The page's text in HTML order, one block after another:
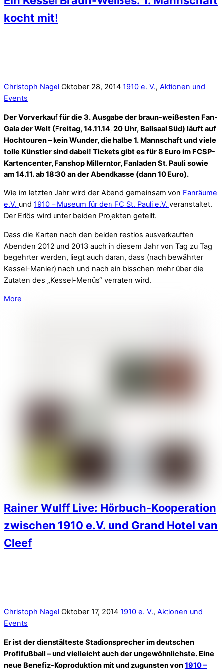
kocht mit!
Christoph Nagel Oktober 28, 2014 1910 e. V., Aktionen und
Events
Der Vorverkauf für die 3. Ausgabe der braun-weißesten Fan-
Gala der Welt (Freitag, 14.11.14, 20 Uhr, Ballsaal Süd) läuft auf
Hochtouren – kein Wunder, die halbe 1. Mannschaft und viele
tolle Künstler sind dabei! Tickets gibt es für 8 Euro im FCSP-
Kartencenter, Fanshop Millerntor, Fanladen St. Pauli sowie
am 14.11. ab 18:30 an der Abendkasse (dann 10 Euro).
Wie im letzten Jahr wird der Abend gemeinsam von Fanräume
e.V. und 1910 – Museum für den FC St. Pauli e.V. veranstaltet.
Der Erlös wird unter beiden Projekten geteilt.
Dass die Karten nach den beiden restlos ausverkauften
Abenden 2012 und 2013 auch in diesem Jahr von Tag zu Tag
begehrter werden, liegt auch daran, dass (nach bewährter
Kessel-Manier) nach und nach ein bisschen mehr über die
Zutaten des „Kessel-Menüs“ verraten wird.
More
Rainer Wulff Live: Hörbuch-Kooperation
zwischen 1910 e.V. und Grand Hotel van
Cleef
Christoph Nagel Oktober 17, 2014 1910 e. V., Aktionen und
Events
Er ist der dienstälteste Stadionsprecher im deutschen
Profifußball – und vielleicht auch der ungewöhnlichste. Eine
neue Benefiz-Koproduktion mit und zugunsten von1910 –